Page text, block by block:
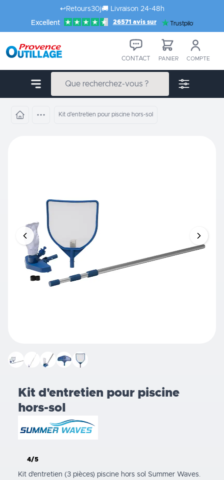
Aller au contenu
↩️ Retours30j🚚 Livraison 24-48h
Excellent
26571 avis sur Trustpilot
CONTACT PANIER COMPTE
Kit d'entretien pour piscine hors-sol
Kit d'entretien pour piscine
hors-sol
4/5
Kit d'entretien (3 pièces) piscine hors sol Summer Waves.